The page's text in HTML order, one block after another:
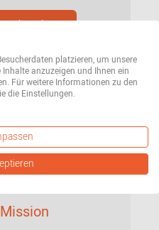
abonnieren
platzieren, um unsere
anzuzeigen und Ihnen ein
Für weitere Informationen zu den
die Einstellungen.